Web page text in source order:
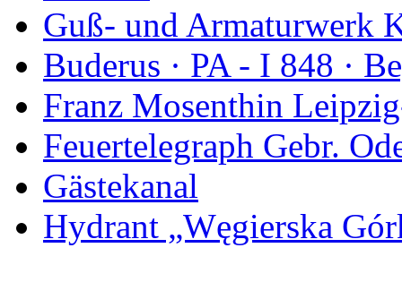
Guß- und Armaturwerk
Buderus · PA - I 848 ·
Franz Mosenthin
Feuertelegraph Gebr.
Gästekanal
Hydrant „Węgierska